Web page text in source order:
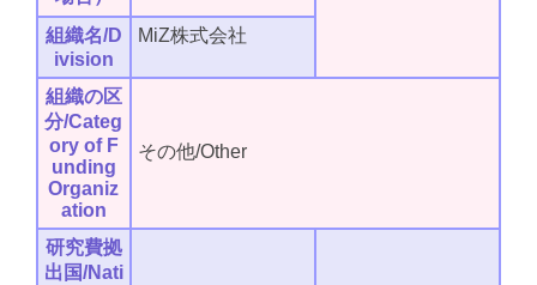
組織名/D
ivision
MiZ株式会社
組織の区
分/Categ
ory of F
unding
Organiz
ation
その他/Other
研究費拠
出国/Nati